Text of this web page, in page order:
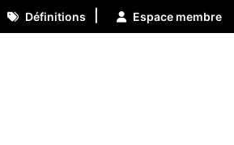
Définitions Espace membre